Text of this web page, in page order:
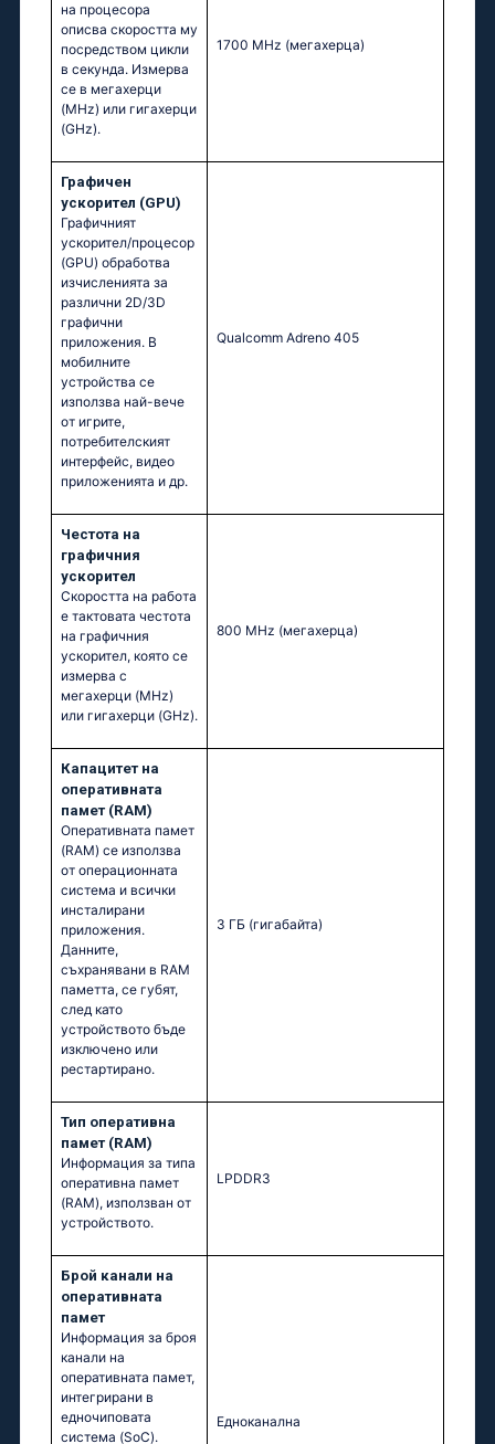
на процесора
описва скоростта му
посредством цикли
в секунда. Измерва
се в мегахерци
(MHz) или гигахерци
(GHz).
1700 MHz (мегахерца)
Графичен
ускорител (GPU)
Графичният
ускорител/процесор
(GPU) обработва
изчисленията за
различни 2D/3D
графични
приложения. В
мобилните
устройства се
използва най-вече
от игрите,
потребителският
интерфейс, видео
приложенията и др.
Qualcomm Adreno 405
Честота на
графичния
ускорител
Скоростта на работа
е тактовата честота
на графичния
ускорител, която се
измерва с
мегахерци (MHz)
или гигахерци (GHz).
800 MHz (мегахерца)
Капацитет на
оперативната
памет (RAM)
Оперативната памет
(RAM) се използва
от операционната
система и всички
инсталирани
приложения.
Данните,
съхранявани в RAM
паметта, се губят,
след като
устройството бъде
изключено или
рестартирано.
3 ГБ (гигабайта)
Тип оперативна
памет (RAM)
Информация за типа
оперативна памет
(RAM), използван от
устройството.
LPDDR3
Брой канали на
оперативната
памет
Информация за броя
канали на
оперативната памет,
интегрирани в
едночиповата
система (SoC).
Едноканална